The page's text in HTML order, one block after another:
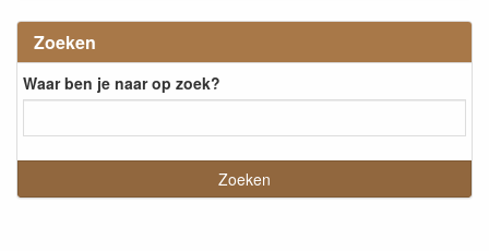
Zoeken
Waar ben je naar op zoek?